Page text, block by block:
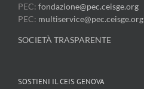
PEC: fondazione@pec.ceisge.org
PEC: multiservice@pec.ceisge.org
SOCIETÀ TRASPARENTE
SOSTIENI IL CEIS GENOVA